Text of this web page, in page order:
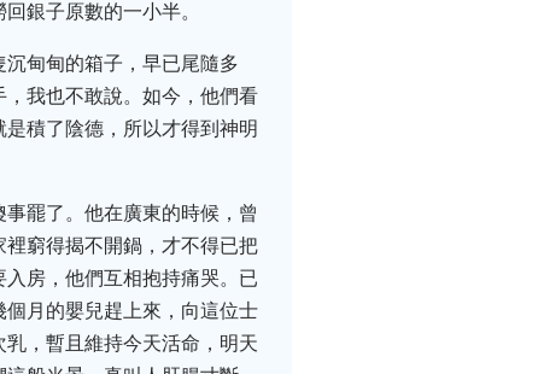
銀子原數的一小半。
甸甸的箱子，早已尾隨多
我也不敢說。如今，他們看
積了陰德，所以才得到神明
罷了。他在廣東的時候，曾
窮得揭不開鍋，才不得已把
房，他們互相抱持痛哭。已
月的嬰兒趕上來，向這位士
，暫且維持今天活命，明天